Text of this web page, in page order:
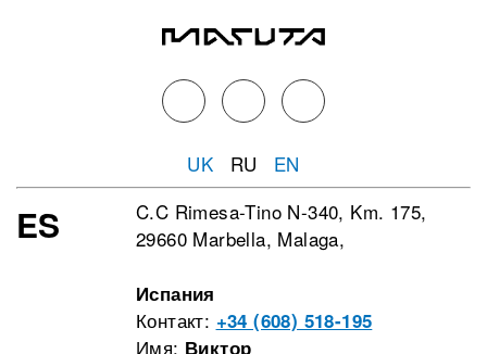
UK RU EN
ES
C.C Rimesa-Tino N-340, Km. 175,
29660 Marbella, Malaga,
Испания
Контакт: +34 (608) 518-195
Имя: Виктор